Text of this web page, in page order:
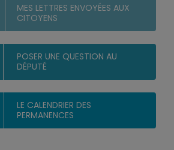
MES LETTRES ENVOYÉES AUX
CITOYENS
POSER UNE QUESTION AU
DÉPUTÉ
LE CALENDRIER DES
PERMANENCES